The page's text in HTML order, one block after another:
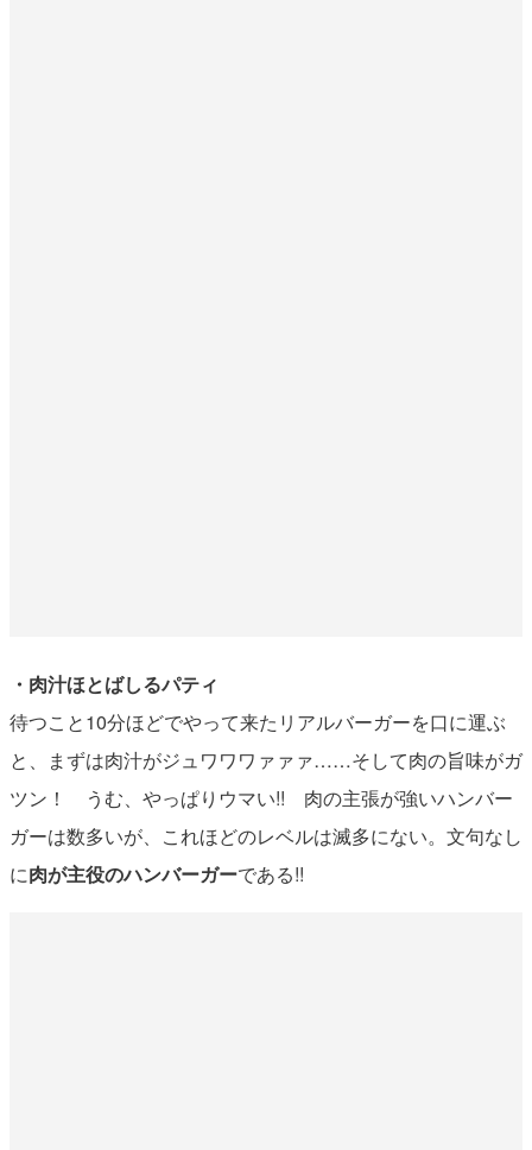
・肉汁ほとばしるパティ
待つこと10分ほどでやって来たリアルバーガーを口に運ぶ
と、まずは肉汁がジュワワワァァァ……そして肉の旨味がガ
ツン！ うむ、やっぱりウマい!! 肉の主張が強いハンバー
ガーは数多いが、これほどのレベルは滅多にない。文句なし
に肉が主役のハンバーガーである!!